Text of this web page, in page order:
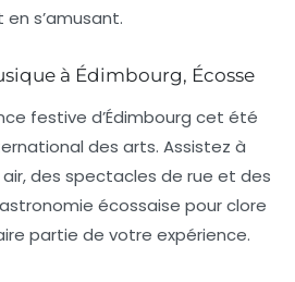
s’amusant.
à Édimbourg, Écosse
festive d’Édimbourg cet été
des arts. Assistez à
des spectacles de rue et des
écossaise pour clore
partie de votre expérience.